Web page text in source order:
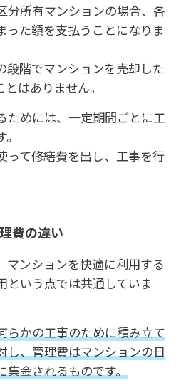
分所有マンションの場合、各
った額を支払うことになりま
段階でマンションを売却した
はありません。
ためには、一定期間ごとに工
って修繕費を出し、工事を行
費の違い
マンションを快適に利用する
という点では共通していま
らかの工事のために積み立て
し、管理費はマンションの日
金されるものです。